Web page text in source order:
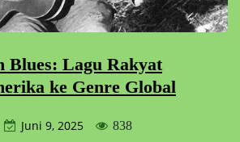
Blues: Lagu Rakyat
ke Genre Global
Juni 9, 2025 838